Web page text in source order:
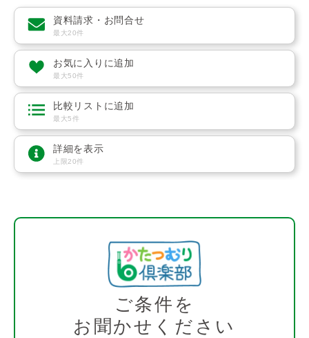
資料請求・お問合せ
最大20件
お気に入りに追加
最大50件
比較リストに追加
最大5件
詳細を表示
上限20件
ご条件を
お聞かせください